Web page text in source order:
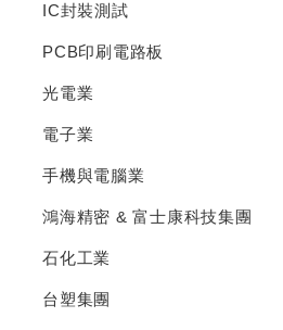
IC封裝測試
PCB印刷電路板
光電業
電子業
手機與電腦業
鴻海精密 & 富士康科技集團
石化工業
台塑集團